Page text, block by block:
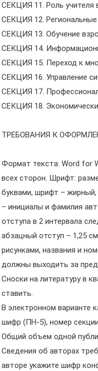
СЕКЦИЯ 11. Роль учителя
СЕКЦИЯ 12.
СЕКЦИЯ 13. Обучение
СЕКЦИЯ 14.
СЕКЦИЯ 15. Переход к
СЕКЦИЯ 16. Управление
СЕКЦИЯ 17.
СЕКЦИЯ 18.
ТРЕБОВАНИЯ К
Формат текста: Word for
всех сторон. Шрифт:
буквами, шрифт – жирный,
– инициалы и фамилия
отступа в 2 интервала
абзацный отступ – 1,25
рисунками, названия и
должны выходить за
Сноски на литературу в
ставить.
В электронном варианте
шифр (ПН-5), номер
Общий объем одной
Сведения об авторах
авторе укажите шифр